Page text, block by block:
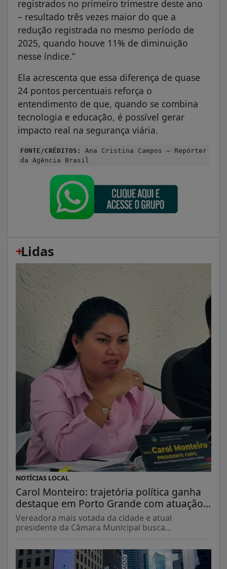
registrados no primeiro trimestre deste ano
– resultado três vezes maior do que a
redução registrada no mesmo período de
2025, quando houve 11% de diminuição
nesse índice.”
Ela acrescenta que essa diferença de quase
24 pontos percentuais reforça o
entendimento de que, quando se combina
tecnologia e educação, é possível gerar
impacto real na segurança viária.
FONTE/CRÉDITOS:
Ana Cristina Campos – Repórter
da Agência Brasil
+
Lidas
NOTÍCIAS LOCAL
Carol Monteiro: trajetória política ganha
destaque em Porto Grande com atuação...
Vereadora mais votada da cidade e atual
presidente da Câmara Municipal busca...